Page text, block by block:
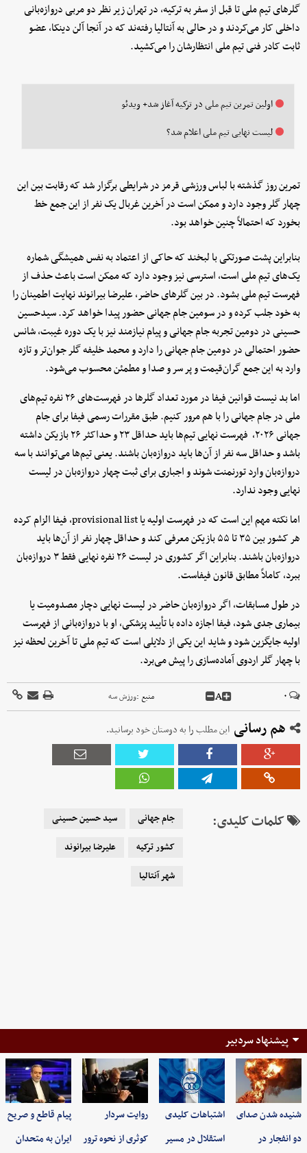
گلرهای تیم ملی تا قبل از سفر به ترکیه، در تهران زیر نظر دو مربی دروازه‌بانی
داخلی کار می‌کردند و در حالی به آنتالیا رفته‌ند که در آنجا آلن دینکا، عضو
ثابت کادر فنی تیم ملی انتظارشان را می‌کشید.
اولین تمرین تیم ملی در ترکیه آغاز شد+ ویدئو
لیست نهایی تیم ملی اعلام شد؟
تمرین روز گذشته با لباس ورزشی قرمز در شرایطی برگزار شد که رقابت بین این
چهار گلر وجود دارد و ممکن است در آخرین غربال یک نفر از این جمع خط
بخورد که احتمالاً چنین خواهد بود.
بنابراین پشت صورتکی با لبخند که حاکی از اعتماد به نفس همیشگی شماره
یک‌های تیم ملی است، استرسی نیز وجود دارد که ممکن است باعث حذف از
فهرست تیم ملی بشود. در بین گلرهای حاضر، علیرضا بیرانوند نهایت اطمینان را
به خود جلب کرده و در سومین جام جهانی حضور پیدا خواهد کرد. سیدحسین
حسینی در دومین تجربه جام جهانی و پیام نیازمند نیز با یک دوره غیبت، شانس
حضور احتمالی در دومین جام جهانی را دارد و محمد خلیفه گلر جوان‌تر و تازه
وارد به این جمع گران‌قیمت و پر سر و صدا و مطمئن محسوب می‌شود.
اما بد نیست قوانین فیفا در مورد تعداد گلرها در فهرست‌های ۲۶ نفره تیم‌های
ملی در جام جهانی را با هم مرور کنیم. طبق مقررات رسمی فیفا برای جام
جهانی ۲۰۲۶، فهرست نهایی تیم‌ها باید حداقل ۲۳ و حداکثر ۲۶ بازیکن داشته
باشد و حداقل سه نفر از آن‌ها باید دروازه‌بان باشند. یعنی تیم‌ها می‌توانند با سه
دروازه‌بان وارد تورنمنت شوند و اجباری برای ثبت چهار دروازه‌بان در لیست
نهایی وجود ندارد.
اما نکته مهم این است که در فهرست اولیه یا provisional list، فیفا الزام کرده
هر کشور بین ۳۵ تا ۵۵ بازیکن معرفی کند و حداقل چهار نفر از آن‌ها باید
دروازه‌بان باشند. بنابراین اگر کشوری در لیست ۲۶ نفره نهایی فقط ۳ دروازه‌بان
ببرد، کاملاً مطابق قانون فیفاست.
در طول مسابقات، اگر دروازه‌بان حاضر در لیست نهایی دچار مصدومیت یا
بیماری جدی شود، فیفا اجازه داده با تأیید پزشکی، او با دروازه‌بانی از فهرست
اولیه جایگزین شود و شاید این یکی از دلایلی است که تیم ملی تا آخرین لحظه نیز
با چهار گلر اردوی آماده‌سازی را پیش می‌برد.
۰ A منبع :ورزش سه
هم رسانی این مطلب را به دوستان خود برسانید.
کلمات کلیدی: جام جهانی
سید حسین حسینی
کشور ترکیه
علیرضا بیرانوند
شهر آنتالیا
پیشنهاد سردبیر
شنیده شدن صدای
دو انفجار در
اشتباهات کلیدی
استقلال در مسیر
روایت سردار
کوثری از نحوه ترور
پیام قاطع و صریح
ایران به متحدان